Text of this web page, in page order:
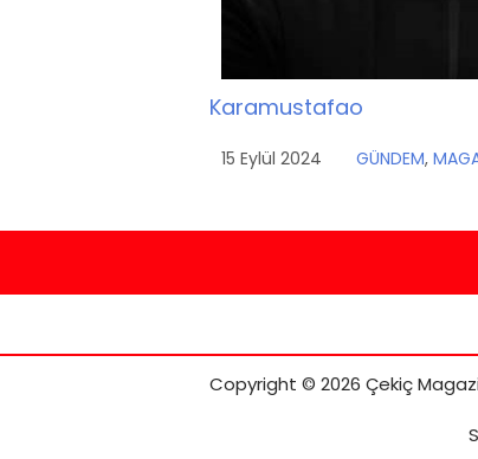
Karamustafao
15 Eylül 2024 GÜNDEM,
Copyright © 2026 Çekiç